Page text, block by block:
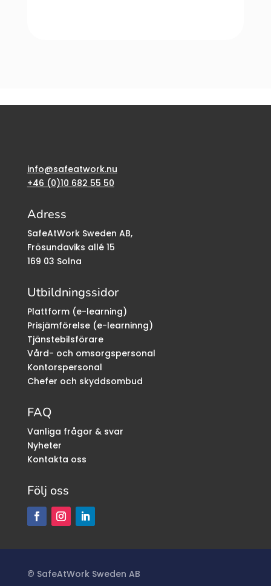
info@safeatwork.nu
+46 (0)10 682 55 50
Adress
SafeAtWork Sweden AB,
Frösundaviks allé 15
169 03 Solna
Utbildningssidor
Plattform (e-learning)
Prisjämförelse (e-learninng)
Tjänstebilsförare
Vård- och omsorgspersonal
Kontorspersonal
Chefer och skyddsombud
FAQ
Vanliga frågor & svar
Nyheter
Kontakta oss
Följ oss
© SafeAtWork Sweden AB